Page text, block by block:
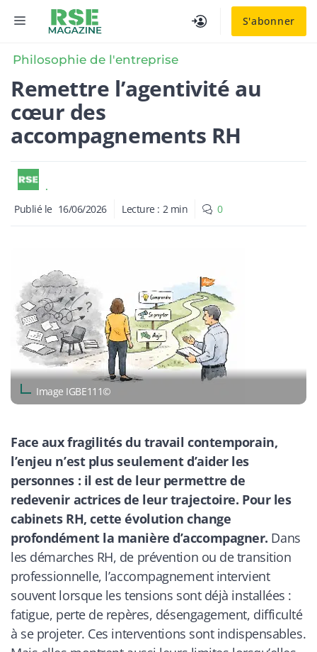
S'abonner
MENU
Philosophie de l'entreprise
Remettre l’agentivité au
cœur des
accompagnements RH
.
Publié le 16/06/2026 Lecture : 2 min 0
Image IGBE111©
Face aux fragilités du travail contemporain,
l’enjeu n’est plus seulement d’aider les
personnes : il est de leur permettre de
redevenir actrices de leur trajectoire. Pour les
cabinets RH, cette évolution change
profondément la manière d’accompagner. Dans
les démarches RH, de prévention ou de transition
professionnelle, l’accompagnement intervient
souvent lorsque les tensions sont déjà installées :
fatigue, perte de repères, désengagement, difficulté
à se projeter. Ces interventions sont indispensables.